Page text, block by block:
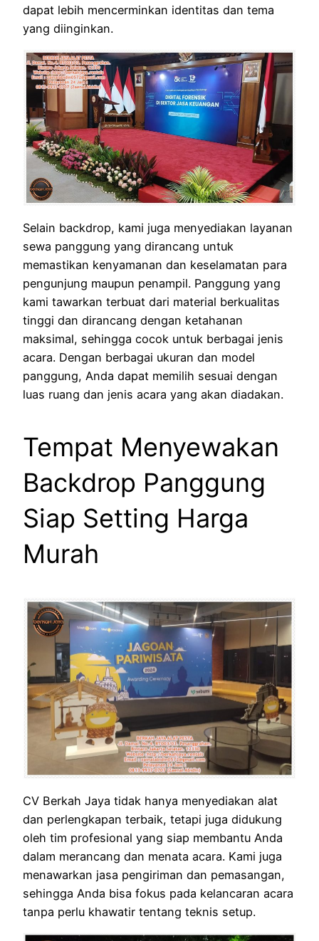
dapat lebih mencerminkan identitas dan tema
yang diinginkan.
Selain backdrop, kami juga menyediakan layanan
sewa panggung yang dirancang untuk
memastikan kenyamanan dan keselamatan para
pengunjung maupun penampil. Panggung yang
kami tawarkan terbuat dari material berkualitas
tinggi dan dirancang dengan ketahanan
maksimal, sehingga cocok untuk berbagai jenis
acara. Dengan berbagai ukuran dan model
panggung, Anda dapat memilih sesuai dengan
luas ruang dan jenis acara yang akan diadakan.
Tempat Menyewakan
Backdrop Panggung
Siap Setting Harga
Murah
CV Berkah Jaya tidak hanya menyediakan alat
dan perlengkapan terbaik, tetapi juga didukung
oleh tim profesional yang siap membantu Anda
dalam merancang dan menata acara. Kami juga
menawarkan jasa pengiriman dan pemasangan,
sehingga Anda bisa fokus pada kelancaran acara
tanpa perlu khawatir tentang teknis setup.